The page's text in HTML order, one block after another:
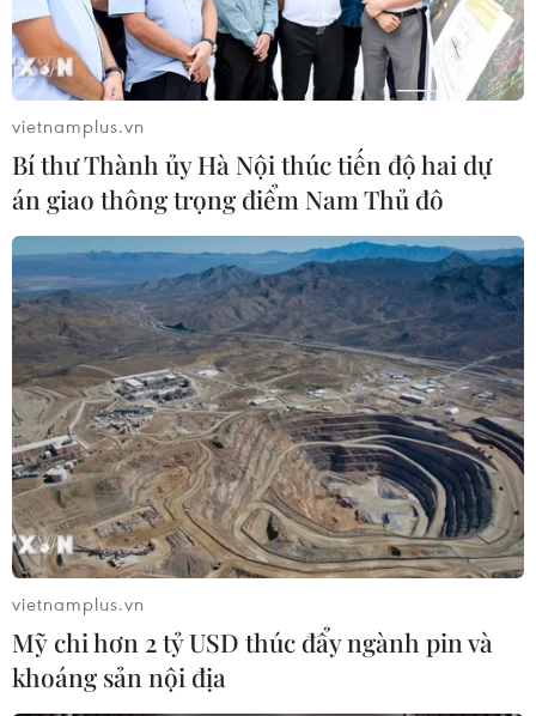
lượng
08/08/2026 01:33
Việt Nam cần theo dõi chặt chẽ các
biện pháp phòng vệ thương mại tại
Canada
08/08/2026 00:39
Libya tiến gần hơn tới mục tiêu khai
thác 2 triệu thùng dầu mỗi ngày
08/08/2026 00:12
Việt Nam khẳng định vị thế tại triển
lãm thương mại quốc tế của Ấn Độ
07/08/2026 23:08
Ngân hàng Trung ương Trung Quốc
mua thêm 20 tấn vàng trong tháng 7
vietnamplus.vn
Bí thư Thành ủy Hà Nội thúc tiến độ hai dự
án giao thông trọng điểm Nam Thủ đô
vietnamplus.vn
Mỹ chi hơn 2 tỷ USD thúc đẩy ngành pin và
khoáng sản nội địa